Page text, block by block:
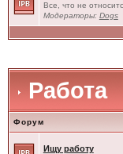
Все, что не
Модераторы: Dogs
Работа
Форум
Ищу работу